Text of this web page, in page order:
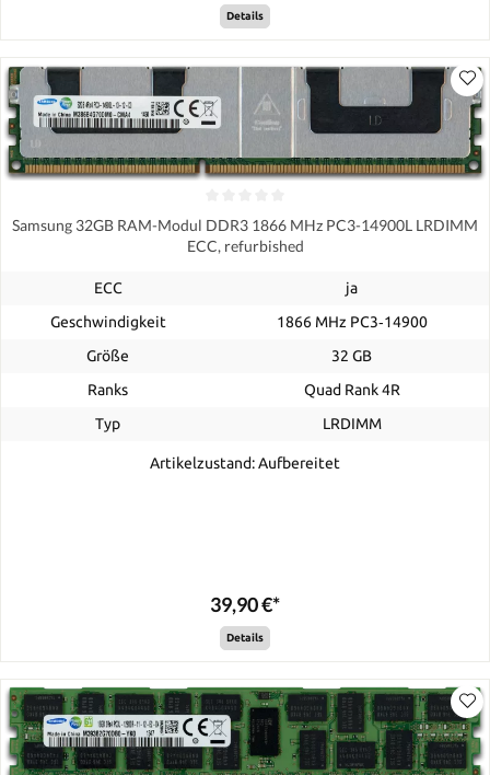
Details
Samsung 32GB RAM-Modul DDR3 1866 MHz PC3-14900L LRDIMM
ECC, refurbished
ECC
ja
Geschwindigkeit
1866 MHz PC3‑14900
Größe
32 GB
Ranks
Quad Rank 4R
Typ
LRDIMM
Artikelzustand: Aufbereitet
39,90 €*
Details